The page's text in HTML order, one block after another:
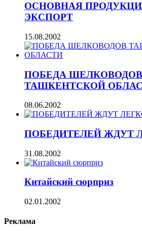
ОСНОВНАЯ
ЭКСПОРТ
15.08.2002
ПОБЕДА ШЕЛКОВОДОВ
ТАШКЕНТСКОЙ
08.06.2002
ПОБЕДИТЕЛЕЙ ЖДУТ
31.08.2002
Китайский сюрприз
02.01.2002
Реклама